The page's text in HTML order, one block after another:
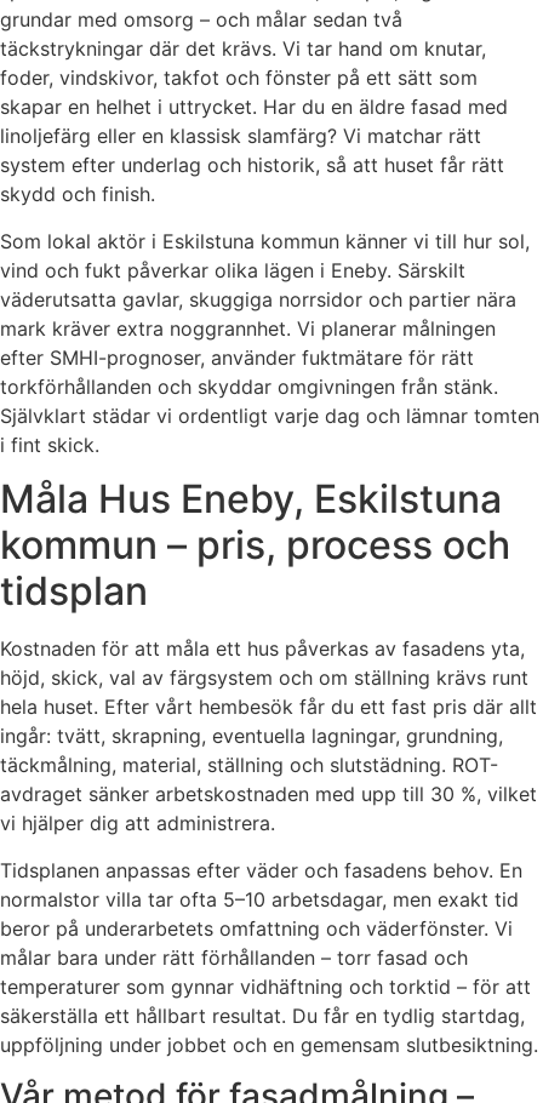
grundar med omsorg – och målar sedan två
täckstrykningar där det krävs. Vi tar hand om knutar,
foder, vindskivor, takfot och fönster på ett sätt som
skapar en helhet i uttrycket. Har du en äldre fasad med
linoljefärg eller en klassisk slamfärg? Vi matchar rätt
system efter underlag och historik, så att huset får rätt
skydd och finish.
Som lokal aktör i Eskilstuna kommun känner vi till hur sol,
vind och fukt påverkar olika lägen i Eneby. Särskilt
väderutsatta gavlar, skuggiga norrsidor och partier nära
mark kräver extra noggrannhet. Vi planerar målningen
efter SMHI-prognoser, använder fuktmätare för rätt
torkförhållanden och skyddar omgivningen från stänk.
Självklart städar vi ordentligt varje dag och lämnar tomten
i fint skick.
Måla Hus Eneby, Eskilstuna
kommun – pris, process och
tidsplan
Kostnaden för att måla ett hus påverkas av fasadens yta,
höjd, skick, val av färgsystem och om ställning krävs runt
hela huset. Efter vårt hembesök får du ett fast pris där allt
ingår: tvätt, skrapning, eventuella lagningar, grundning,
täckmålning, material, ställning och slutstädning. ROT-
avdraget sänker arbetskostnaden med upp till 30 %, vilket
vi hjälper dig att administrera.
Tidsplanen anpassas efter väder och fasadens behov. En
normalstor villa tar ofta 5–10 arbetsdagar, men exakt tid
beror på underarbetets omfattning och väderfönster. Vi
målar bara under rätt förhållanden – torr fasad och
temperaturer som gynnar vidhäftning och torktid – för att
säkerställa ett hållbart resultat. Du får en tydlig startdag,
uppföljning under jobbet och en gemensam slutbesiktning.